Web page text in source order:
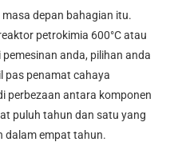
depan bahagian itu.
petrokimia 600°C atau
anda, pilihan anda
pas penamat cahaya
perbezaan antara komponen
puluh tahun dan satu yang
dalam empat tahun.